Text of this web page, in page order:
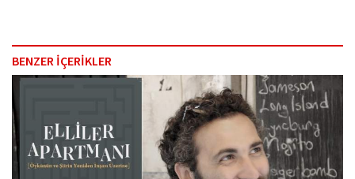
BENZER İÇERİKLER